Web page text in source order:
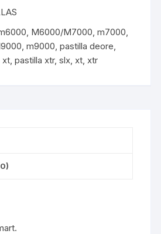
M6000/M7000 ,m7000
,m9000 ,pastilla deore
xt ,pastilla xtr,slx xt xtr